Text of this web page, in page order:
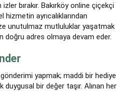
bırakır. Bakırköy online çiçekçi
ayrıcalıklarından
unutulmaz mutluluklar yaşatmak
doğru adres olmaya devam eder.
yapmak; maddi bir hediye
bir değer taşır. Alınan her